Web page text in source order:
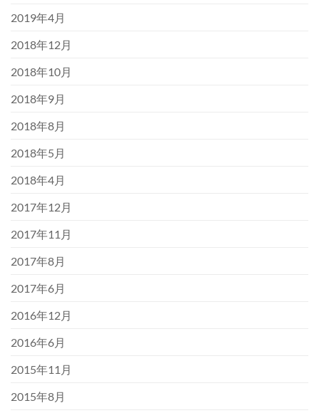
2019年4月
2018年12月
2018年10月
2018年9月
2018年8月
2018年5月
2018年4月
2017年12月
2017年11月
2017年8月
2017年6月
2016年12月
2016年6月
2015年11月
2015年8月